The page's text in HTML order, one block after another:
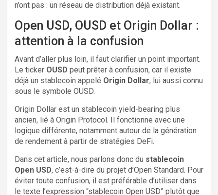
n’ont pas : un réseau de distribution déjà existant.
Open USD, OUSD et Origin Dollar :
attention à la confusion
Avant d’aller plus loin, il faut clarifier un point important.
Le ticker OUSD peut prêter à confusion, car il existe
déjà un stablecoin appelé Origin Dollar, lui aussi connu
sous le symbole OUSD.
Origin Dollar est un stablecoin yield-bearing plus
ancien, lié à Origin Protocol. Il fonctionne avec une
logique différente, notamment autour de la génération
de rendement à partir de stratégies DeFi.
Dans cet article, nous parlons donc du stablecoin
Open USD, c’est-à-dire du projet d’Open Standard. Pour
éviter toute confusion, il est préférable d’utiliser dans
le texte l’expression “stablecoin Open USD” plutôt que